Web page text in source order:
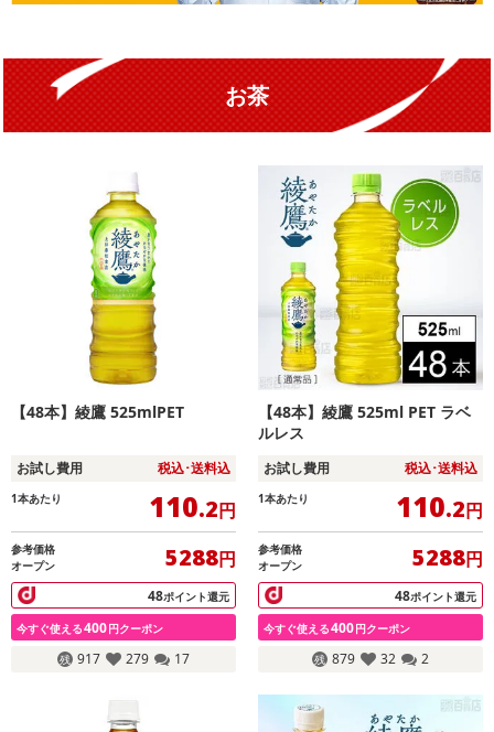
お茶
【48本】綾鷹 525mlPET
お試し費用 税込･送料込
1本あたり 110.2円
参考価格
オープン
5288円
48ポイント還元
今すぐ使える400円クーポン
917 279 17
【48本】綾鷹 525ml PET ラベ
ルレス
お試し費用 税込･送料込
1本あたり 110.2円
参考価格
オープン
5288円
48ポイント還元
今すぐ使える400円クーポン
879 32 2